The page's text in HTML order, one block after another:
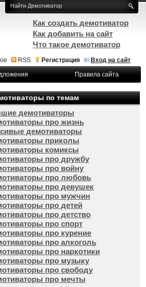
RSS Регистрация
Вход на сайт
Правила сайта
по темам
демотиваторы
про жизнь
демотиваторы
приколы
комиксы
про дружбу
про войну
про любовь
про девушек
про мужчин
про детей
про детство
про спорт
про курение
про алкоголь
про наркотики
про музыку
про свободу
про мечты
Как создать демотиватор
Как добавить на сайт
Что такое демотиватор